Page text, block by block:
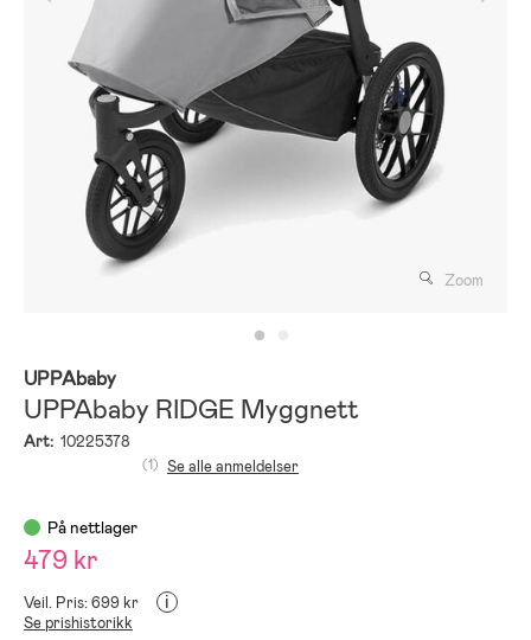
Zoom
UPPAbaby
UPPAbaby RIDGE Myggnett
Art: 10225378
(1) Se alle anmeldelser
På nettlager
479 kr
Veil. Pris: 699 kr i
Se prishistorikk